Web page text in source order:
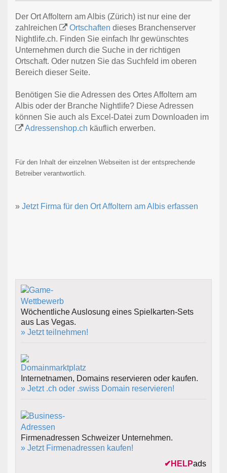
Der Ort Affoltern am Albis (Zürich) ist nur eine der
zahlreichen
Ortschaften dieses Branchenserver
Nightlife.ch. Finden Sie einfach Ihr gewünschtes
Unternehmen durch die Suche in der richtigen
Ortschaft. Oder nutzen Sie das Suchfeld im oberen
Bereich dieser Seite.
Benötigen Sie die Adressen des Ortes Affoltern am
Albis oder der Branche Nightlife? Diese Adressen
können Sie auch als Excel-Datei zum Downloaden im
Adressenshop.ch käuflich erwerben.
Für den Inhalt der einzelnen Webseiten ist der entsprechende
Betreiber verantwortlich.
» Jetzt Firma für den Ort Affoltern am Albis erfassen
Wöchentliche Auslosung eines Spielkarten-Sets
aus Las Vegas.
» Jetzt teilnehmen!
Internetnamen, Domains reservieren oder kaufen.
» Jetzt .ch oder .swiss Domain reservieren!
Firmenadressen Schweizer Unternehmen.
» Jetzt Firmenadressen kaufen!
✔ HELPads